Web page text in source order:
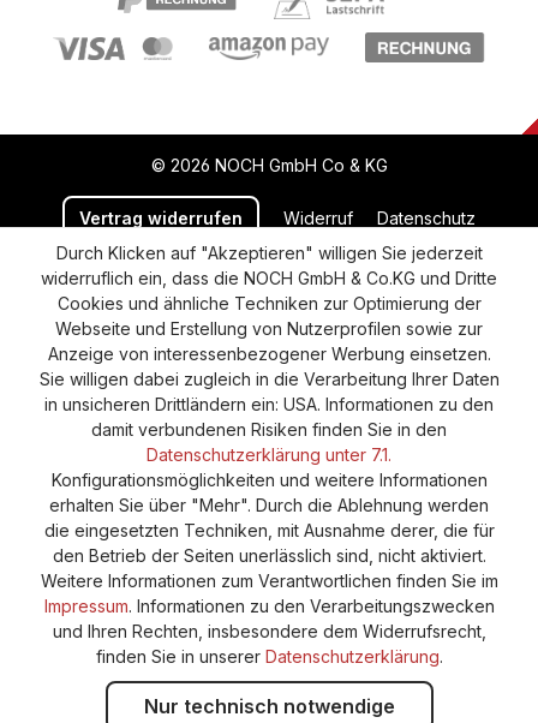
© 2026 NOCH GmbH Co & KG
Vertrag widerrufen Widerruf Datenschutz
Versand und Zahlung AGB
Impressum
Cookie-Einstellungen
Barrierefreiheitserklärung
Durch Klicken auf "Akzeptieren" willigen Sie jederzeit
widerruflich ein, dass die NOCH GmbH & Co.KG und Dritte
Cookies und ähnliche Techniken zur Optimierung der
Webseite und Erstellung von Nutzerprofilen sowie zur
Anzeige von interessenbezogener Werbung einsetzen.
Sie willigen dabei zugleich in die Verarbeitung Ihrer Daten
in unsicheren Drittländern ein: USA. Informationen zu den
damit verbundenen Risiken finden Sie in den
Datenschutzerklärung unter 7.1.
Konfigurationsmöglichkeiten und weitere Informationen
erhalten Sie über "Mehr". Durch die Ablehnung werden
die eingesetzten Techniken, mit Ausnahme derer, die für
den Betrieb der Seiten unerlässlich sind, nicht aktiviert.
Weitere Informationen zum Verantwortlichen finden Sie im
Impressum. Informationen zu den Verarbeitungszwecken
und Ihren Rechten, insbesondere dem Widerrufsrecht,
finden Sie in unserer Datenschutzerklärung.
Nur technisch notwendige